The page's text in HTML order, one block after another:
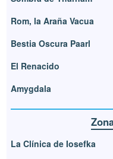
Rom, la Araña Vacua
Bestia Oscura Paarl
El Renacido
Amygdala
La Clínica de Iosefka